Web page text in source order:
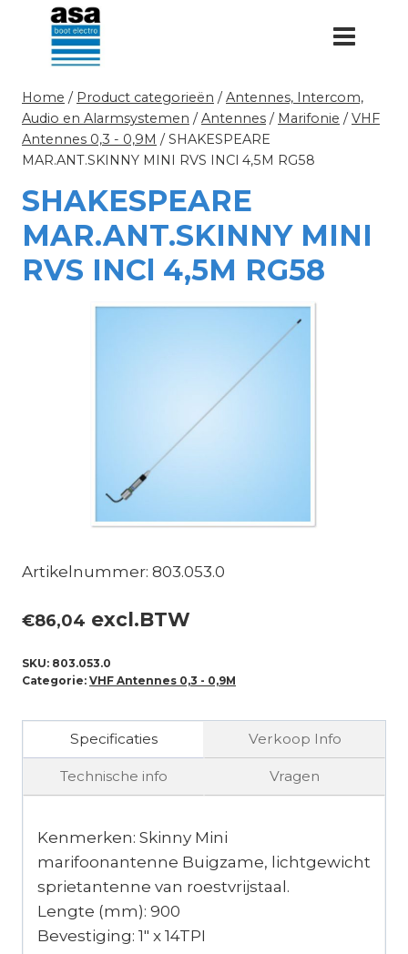
Doorgaan
inhoud
Home / Product categorieën / Antennes, Intercom,
Audio en Alarmsystemen / Antennes / Marifonie / VHF
Antennes 0,3 - 0,9M / SHAKESPEARE
MAR.ANT.SKINNY MINI RVS INCl 4,5M RG58
SHAKESPEARE
MAR.ANT.SKINNY MINI
RVS INCl 4,5M RG58
Artikelnummer: 803.053.0
€86,04 excl.BTW
SKU: 803.053.0
Categorie: VHF Antennes 0,3 - 0,9M
Specificaties Verkoop Info
Technische info Vragen
Kenmerken: Skinny Mini
marifoonantenne Buigzame, lichtgewicht
sprietantenne van roestvrijstaal.
Lengte (mm): 900
Bevestiging: 1″ x 14TPI